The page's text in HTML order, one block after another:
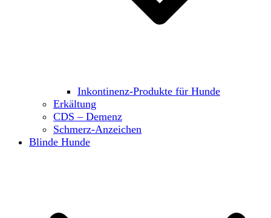
Inkontinenz-Produkte für Hunde
Erkältung
CDS – Demenz
Schmerz-Anzeichen
Blinde Hunde